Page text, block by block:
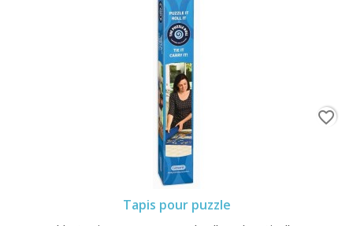
Tapis pour puzzle
favorite_border